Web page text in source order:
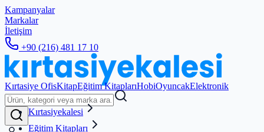
Kampanyalar
Markalar
İletişim
+90 (216) 481 17 10
Kırtasiye OfisKitapEğitim KitaplarıHobiOyuncakElektronik
Kırtasiyekalesi
Eğitim Kitapları